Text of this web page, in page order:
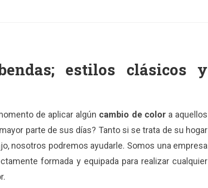
estilos clásicos y
de aplicar algún cambio de colora aquellos
parte de sus días? Tanto si se trata de su hogar
nosotros podremos ayudarle. Somos una empresa
formada y equipada para realizar cualquier